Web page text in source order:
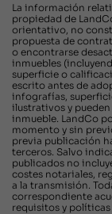
La información
propiedad de
orientativo, no
propuesta de
o encontrarse
inmuebles
superficie o
escrito antes de
infografías,
ilustrativos y
inmueble. LandCo
momento y sin
previa publicación
terceros. Salvo
publicados no
costes notariales,
a la transmisión.
correspondiente
requisitos y políticas